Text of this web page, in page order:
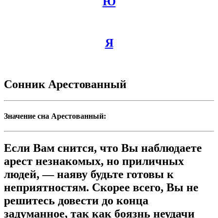
Я
Сонник Арестованный
Значение сна Арестованный:
Если Вам снится, что Вы наблюдаете
арест незнакомых, но приличных
людей, — наяву будьте готовы к
неприятностям. Скорее всего, Вы не
решитесь довести до конца
задуманное, так как боязнь неудачи